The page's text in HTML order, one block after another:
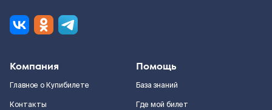
Компания
Главное о Купибилете
Контакты
Помощь
База знаний
Где мой билет